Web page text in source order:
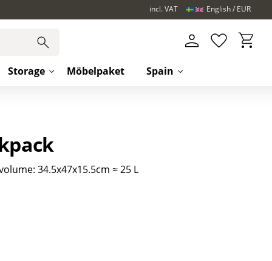
incl. VAT
Storage Möbelpaket Spain
Favorites
English EUR
34.5x47x15.5cm ≈ 25 L